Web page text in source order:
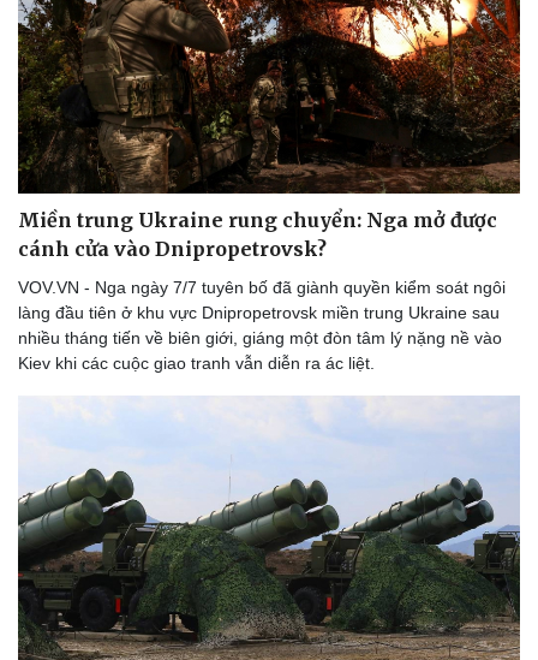
Bóng đá
Lịch thi đấu bóng đá
Thế giới thể thao
eSports
Hậu trường
Ô tô
Xe máy
Tư vấn
Miền trung Ukraine rung chuyển: Nga mở được
cánh cửa vào Dnipropetrovsk?
VOV.VN - Nga ngày 7/7 tuyên bố đã giành quyền kiểm soát ngôi
làng đầu tiên ở khu vực Dnipropetrovsk miền trung Ukraine sau
nhiều tháng tiến về biên giới, giáng một đòn tâm lý nặng nề vào
Kiev khi các cuộc giao tranh vẫn diễn ra ác liệt.